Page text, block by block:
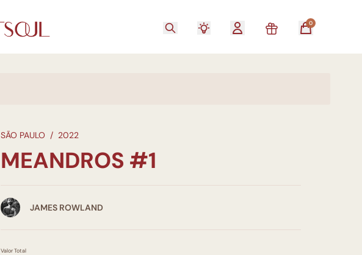
0
SÃO PAULO / 2022
MEANDROS #1
JAMES ROWLAND
Valor Total